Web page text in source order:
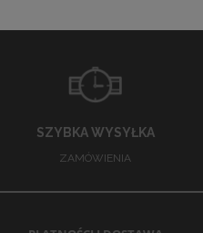
SZYBKA WYSYŁKA
ZAMÓWIENIA